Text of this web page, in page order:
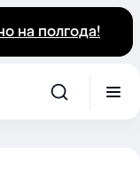
на полгода!